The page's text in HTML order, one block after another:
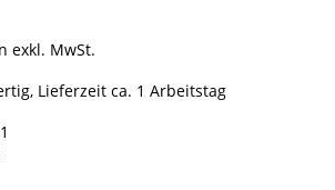
exkl. MwSt.
Lieferzeit ca. 1 Arbeitstag